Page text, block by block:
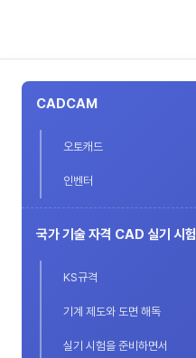
CADCAM
오토캐드
인벤터
국가 기술 자격 CAD 실기 시험
KS규격
기계 제도와 도면 해독
실기 시험을 준비하면서